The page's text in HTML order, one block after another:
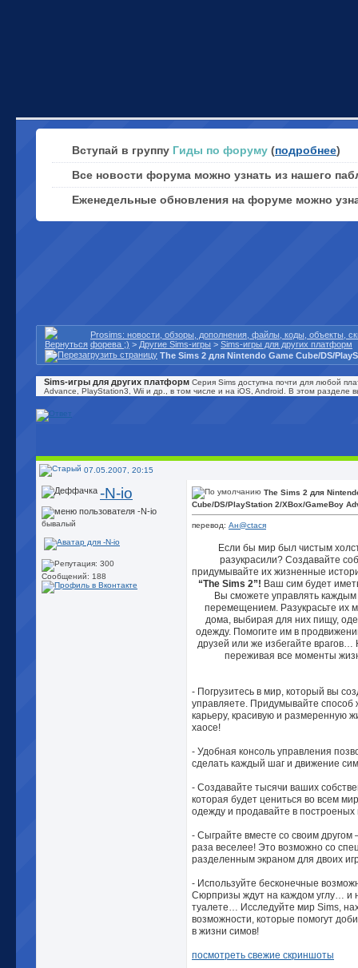
Вступай в группу Гиды по форуму (подробнее)
Все новости форума можно узнать из нашего
Еженедельные обновления на форуме можно
Prosims: новости, обзоры, дополнения, файлы, коды, объекты,
форева ;) > Другие Sims-игры > Sims-игры для других платформ
The Sims 2 для Nintendo Game Cube/DS/
Sims-игры для других платформ Серия Sims доступна почти для любой
Advance, PlayStation3, Wii и др., в том числе и на iOS, Android. В этом разделе
07.05.2007, 20:15
-N-io
бывалый
Сообщений: 188
The Sims 2 для
Cube/DS/PlayStation 2/XBox/GameBoy
перевод: Ан@сtася
Если бы мир был чистым
разукрасили? Создавайте
придумывайте их жизненные
“The Sims 2”! Ваш сим будет
Вы сможете управлять
перемещением. Разукрасьте их
дома, выбирая для них пищу,
одежду. Помогите им в
друзей или же избегайте врагов…
переживая все моменты
- Погрузитесь в мир, который вы
управляете. Придумывайте способ
карьеру, красивую и размеренную
хаосе!
- Удобная консоль управления
сделать каждый шаг и движение
- Создавайте тысячи ваших
которая будет цениться во всем
одежду и продавайте в построеных
- Сыграйте вместе со своим другом
раза веселее! Это возможно со
разделенным экраном для двоих
- Используйте бесконечные
Сюрпризы ждут на каждом углу… и
туалете… Исследуйте мир Sims,
возможности, которые помогут
в жизни симов!
посмотреть свежие скриншоты